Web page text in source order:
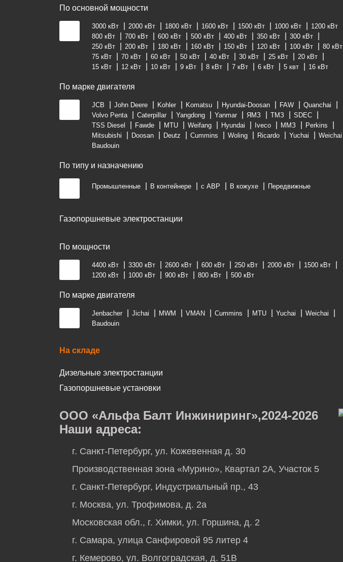
По основной мощности
3000 кВт 2000 кВт 1800 кВт 1600 кВт 1500 кВт 1000 кВт
1200 кВт
800 кВт
700 кВт 600 кВт 500 кВт 400 кВт 350 кВт
300 кВт
250 кВт
200 кВт 180 кВт 160 кВт 150 кВт 120 кВт 100 кВт
80 кВт
75 кВт
70 кВт 60 кВт 50 кВт 40 кВт 30 кВт 25 кВт
20 кВт
15 кВт
12 кВт 10 кВт 9 кВт 8 кВт 7 кВт 6 кВт 5 квт 16 кВт
По марке двигателя
JCB John Deere Kohler Komatsu Hyundai-Doosan FAW
Quanchai
Volvo Penta
Caterpillar Yangdong Yanmar ЯМЗ ТМЗ
SDEC
TSS Diesel
Fawde MTU Weifang Hyundai Iveco ММЗ
Perkins
Mitsubishi
Doosan Deutz Cummins Woling Ricardo Yuchai
Weichai
Baudouin
По типу и назначению
Промышленные В контейнере с АВР В кожухе Передвижные
Газопоршневые электростанции
По мощности
4400 кВт 3300 кВт 2600 кВт 600 кВт 250 кВт 2000 кВт
1500 кВт
1200 кВт
1000 кВт 900 кВт 800 кВт 500 кВт
По марке двигателя
Jenbacher Jichai MWM VMAN Cummins MTU Yuchai
Weichai
Baudouin
На складе
Дизельные электростанции
Газопоршневые установки
ООО «Альфа Балт Инжиниринг»,2024-2026
Наши адреса:
г. Санкт-Петербург, ул. Кожевенная д. 30
Производственная зона «Мурино», Квартал 2А, Участок 5
г. Санкт-Петербург, Индустриальный пр., 43
г. Москва, ул. Трофимова, д. 2а
Московская обл., г. Химки, ул. Горшина, д. 2
г. Самара, улица Санфировой 95 литер 4
г. Кемерово, ул. Волгоградская, д. 51В